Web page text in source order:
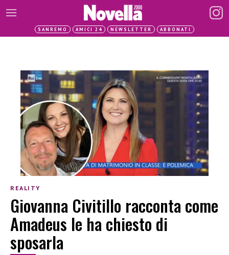
SANREMO AMICI 24 NEWSLETTER ABBONATI
REALITY
Giovanna Civitillo racconta come
Amadeus le ha chiesto di
sposarla